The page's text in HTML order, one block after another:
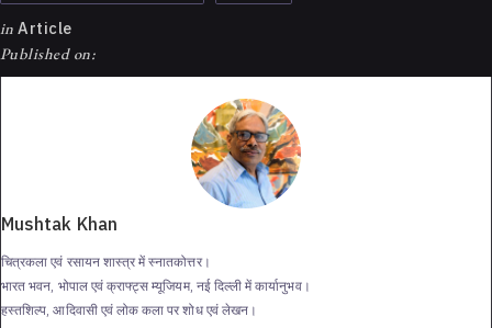
in Article
Published on:
Mushtak Khan
चित्रकला एवं रसायन शास्त्र में स्नातकोत्तर।
भारत भवन, भोपाल एवं क्राफ्ट्स म्यूजियम, नई दिल्ली में कार्यानुभव।
हस्तशिल्प, आदिवासी एवं लोक कला पर शोध एवं लेखन।